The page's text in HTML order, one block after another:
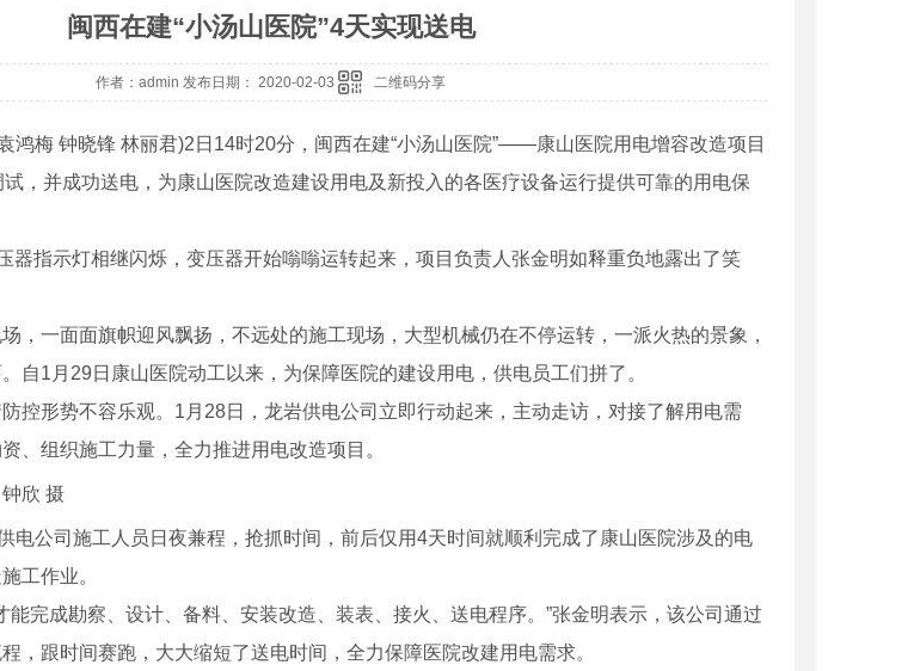
闽西在建“小汤山医院”4天实现送电
作者：admin 发布日期： 2020-02-03 二维码分享
梅 钟晓锋 林丽君)2日14时20分，闽西在建“小汤山医院”——康山医院用电增容改造项目
，并成功送电，为康山医院改造建设用电及新投入的各医疗设备运行提供可靠的用电保
指示灯相继闪烁，变压器开始嗡嗡运转起来，项目负责人张金明如释重负地露出了笑
一面面旗帜迎风飘扬，不远处的施工现场，大型机械仍在不停运转，一派火热的景象，
自1月29日康山医院动工以来，为保障医院的建设用电，供电员工们拼了。
形势不容乐观。1月28日，龙岩供电公司立即行动起来，主动走访，对接了解用电需
、组织施工力量，全力推进用电改造项目。
欣 摄
公司施工人员日夜兼程，抢抓时间，前后仅用4天时间就顺利完成了康山医院涉及的电
工作业。
完成勘察、设计、备料、安装改造、装表、接火、送电程序。”张金明表示，该公司通过
，跟时间赛跑，大大缩短了送电时间，全力保障医院改建用电需求。